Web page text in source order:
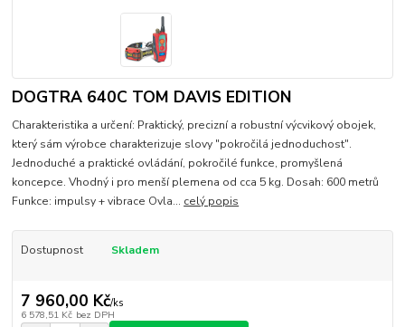
DOGTRA 640C TOM DAVIS EDITION
Charakteristika a určení: Praktický, precizní a robustní výcvikový obojek,
který sám výrobce charakterizuje slovy "pokročilá jednoduchost".
Jednoduché a praktické ovládání, pokročilé funkce, promyšlená
koncepce. Vhodný i pro menší plemena od cca 5 kg. Dosah: 600 metrů
Funkce: impulsy + vibrace Ovla... celý popis
Dostupnost Skladem
7 960,00 Kč/ks
6 578,51 Kč bez DPH